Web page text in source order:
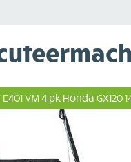
E401 VM 4 pk Honda GX120